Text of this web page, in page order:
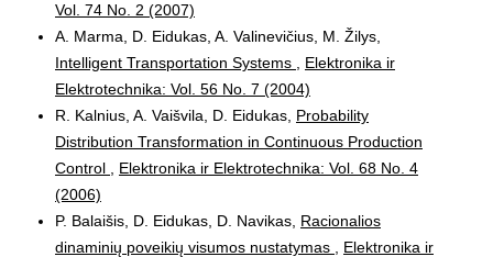
Vol. 74 No. 2 (2007)
A. Marma, D. Eidukas, A. Valinevičius, M. Žilys,
Intelligent Transportation Systems
Elektronika ir
Elektrotechnika: Vol. 56 No. 7 (2004)
R. Kalnius, A. Vaišvila, D. Eidukas, Probability
Distribution Transformation in Continuous Production
Control
Elektronika ir Elektrotechnika: Vol. 68 No. 4
(2006)
P. Balaišis, D. Eidukas, D. Navikas, Racionalios
dinaminių poveikių visumos nustatymas
Elektronika ir